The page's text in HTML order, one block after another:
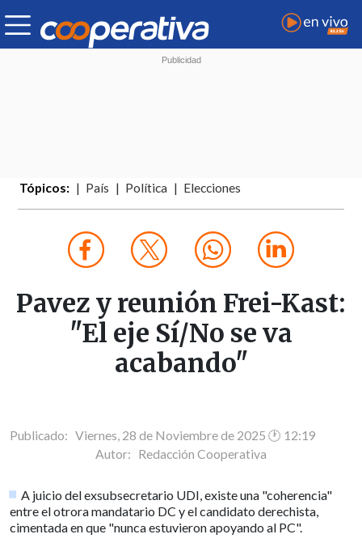
Tópicos: País Política Elecciones
Pavez y reunión Frei-Kast:
"El eje Sí/No se va
acabando"
Publicado: Viernes, 28 de Noviembre de 2025 🕐 12:19
Autor: Redacción Cooperativa
A juicio del exsubsecretario UDI, existe una "coherencia"
entre el otrora mandatario DC y el candidato derechista,
cimentada en que "nunca estuvieron apoyando al PC".